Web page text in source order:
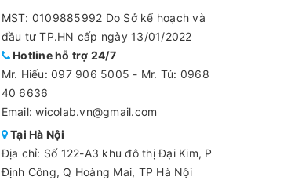
MST: 0109885992 Do Sở kế hoạch và
đầu tư TP.HN cấp ngày 13/01/2022
Hotline hỗ trợ 24/7
Mr. Hiếu: 097 906 5005 - Mr. Tú: 0968
40 6636
Email: wicolab.vn@gmail.com
Tại Hà Nội
Địa chỉ: Số 122-A3 khu đô thị Đại Kim, P
Định Công, Q Hoàng Mai, TP Hà Nội